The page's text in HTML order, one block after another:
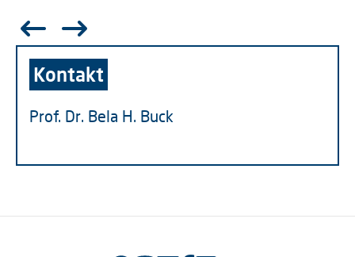
Kontakt
Prof. Dr. Bela H. Buck